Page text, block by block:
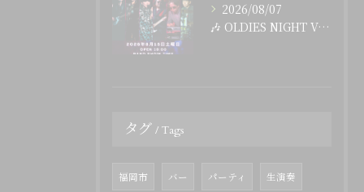
2026/08/07
🎶 OLDIES NIGHT Vol.67 開催決定！ 🎶
タグ Tags
福岡市 バー パーティ 生演奏